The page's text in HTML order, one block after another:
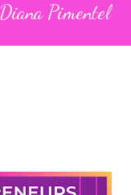
Pimentel